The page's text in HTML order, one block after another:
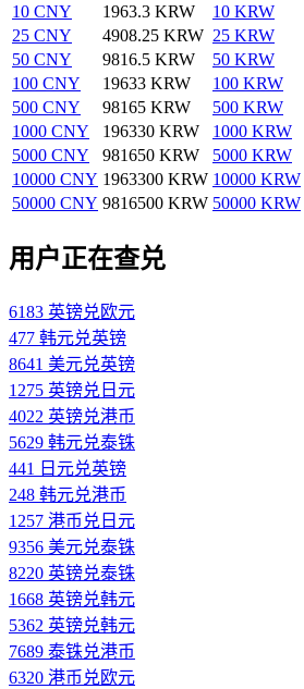
10 CNY
1963.3 KRW 10 KRW
25 CNY
4908.25 KRW 25 KRW
50 CNY
9816.5 KRW 50 KRW
100 CNY
19633 KRW 100 KRW
500 CNY
98165 KRW 500 KRW
1000 CNY
196330 KRW 1000 KRW
5000 CNY
981650 KRW 5000 KRW
10000 CNY 1963300 KRW 10000 KRW
50000 CNY 9816500 KRW 50000 KRW
用户正在查兑
6183 英镑兑欧元
477 韩元兑英镑
8641 美元兑英镑
1275 英镑兑日元
4022 英镑兑港币
5629 韩元兑泰铢
441 日元兑英镑
248 韩元兑港币
1257 港币兑日元
9356 美元兑泰铢
8220 英镑兑泰铢
1668 英镑兑韩元
5362 英镑兑韩元
7689 泰铢兑港币
6320 港币兑欧元